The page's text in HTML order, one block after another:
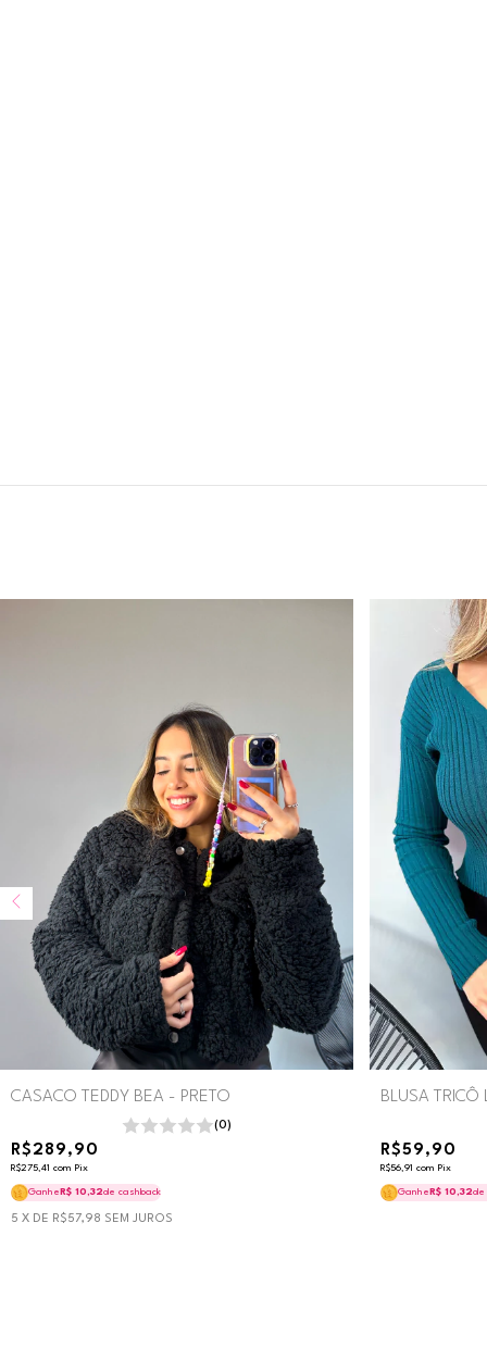
CASACO TEDDY BEA - PRETO
(0)
R$289,90
R$275,41 com Pix
Ganhe R$ 10,32de cashback
5 X DE R$57,98 SEM JUROS
BLUSA TRICÔ
R$59,90
R$56,91 com Pix
Ganhe R$ 10,32de